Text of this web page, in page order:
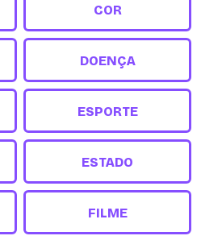
COR
DOENÇA
ESPORTE
ESTADO
FILME